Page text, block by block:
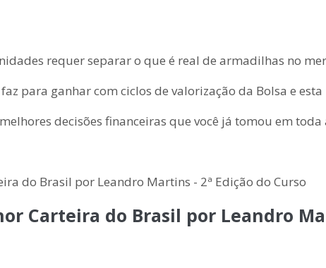
requer separar o que é real de armadilhas no
para ganhar com ciclos de valorização da Bolsa e
decisões financeiras que você já tomou em toda
Carteira do Brasil por Leandro